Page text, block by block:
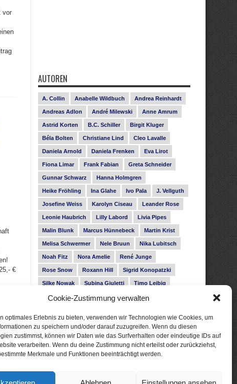
Cookie-Zustimmung verwalten
optimales Erlebnis zu bieten, verwenden wir Technologien wie Cookies, um
zu speichern und/oder darauf zuzugreifen. Wenn du diesen
zustimmst, können wir Daten wie das Surfverhalten oder eindeutige IDs auf
verarbeiten. Wenn du deine Zustimmung nicht erteilst oder zurückziehst,
Merkmale und Funktionen beeinträchtigt werden.
vor
€
1.004
AUTOREN
A. Collin Anabelle Wildbuch Andrea Reinhardt
Andreas Adlon André Milewski Anne Amrum
Astrid Korten B.C. Schiller Birgit Kluger
Béla Bolten Christiane Lind Cleo Lavalle
Daniela Arnold Daniela Frenken Eva Lirot
Fiona Limar Frank Fabian Greta Schneider
Gunnar Schwarz Hanna Holmgren
Heike Fröhling Ina Glahe Ivo Pala J. Vellguth
Josefine Weiss Karolyn Ciseau Leander Rose
Leonie Haubrich Lilly Labord Livia Pipes
Malin Blunk Marcus Hünnebeck Martin Krist
Melisa Schwermer Nele Bruun Nika Lubitsch
Noah Fitz Nora Amelie René Junge
Rose Snow Roxann Hill Sigrid Konopatzki
Silke Nowak Subina Giuletti Timo Leibig